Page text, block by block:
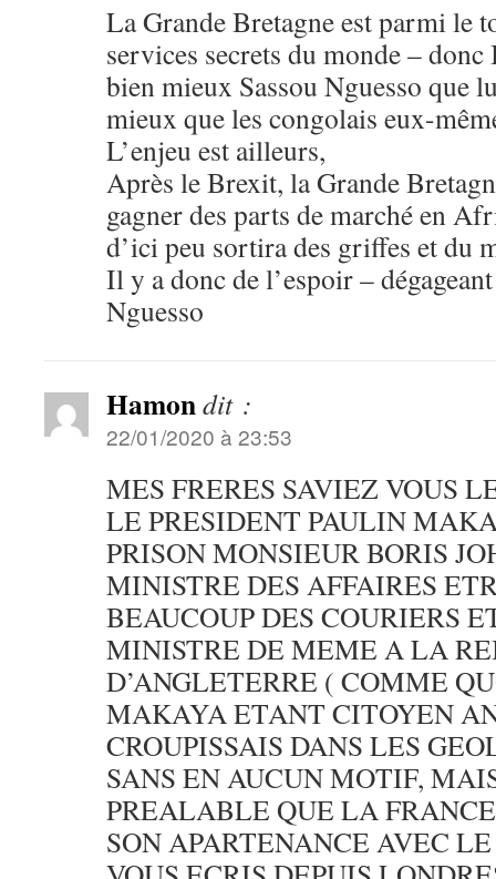
La Grande Bretagne est parmi le
services secrets du monde –
bien mieux Sassou Nguesso que
mieux que les congolais eux-
L’enjeu est ailleurs,
Après le Brexit, la Grande
gagner des parts de marché en
d’ici peu sortira des griffes et du
Il y a donc de l’espoir –
Nguesso
Hamondit :
22/01/2020 à 23:53
MES FRERES SAVIEZ VOUS
LE PRESIDENT PAULIN
PRISON MONSIEUR BORIS
MINISTRE DES AFFAIRES
BEAUCOUP DES COURIERS
MINISTRE DE MEME A LA
D’ANGLETERRE ( COMME
MAKAYA ETANT CITOYEN
CROUPISSAIS DANS LES
SANS EN AUCUN MOTIF,
PREALABLE QUE LA
SON APARTENANCE AVEC